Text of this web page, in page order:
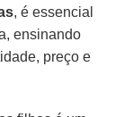
, é essencial
ensinando
preço e